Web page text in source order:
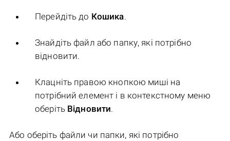
Перейдіть до Кошика.
Знайдіть файл або папку, які потрібно
відновити.
Клацніть правою кнопкою миші на
потрібний елемент і в контекстному меню
оберіть Відновити.
Або оберіть файли чи папки, які потрібно